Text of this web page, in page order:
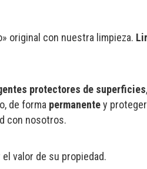
original con nuestra limpieza.
protectores de superficies
de forma permanentey
con nosotros.
valor de su propiedad.